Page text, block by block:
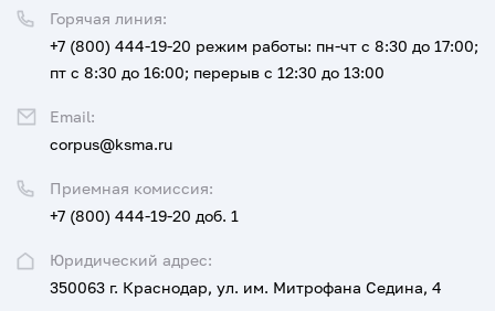
Юридический адрес:
350063 г. Краснодар, ул. им. Митрофана Седина, 4
Приемная комиссия:
+7 (800) 444-19-20 доб. 1
Горячая линия:
+7 (800) 444-19-20 режим работы: пн-чт с 8:30 до 17:00;
пт с 8:30 до 16:00; перерыв с 12:30 до 13:00
Email:
corpus@ksma.ru